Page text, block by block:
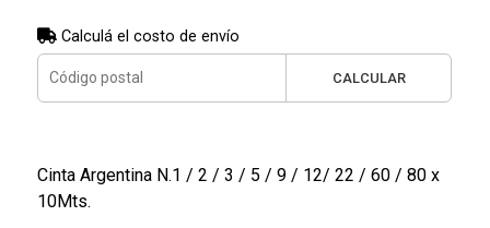
Calculá el costo de envío
CALCULAR
Cinta Argentina N.1 / 2 / 3 / 5 / 9 / 12/ 22 / 60 / 80 x
10Mts.